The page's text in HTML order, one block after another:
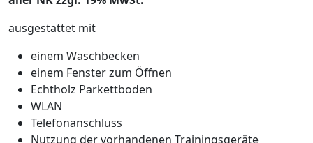
ausgestattet mit
einem Waschbecken
einem Fenster zum Öffnen
Echtholz Parkettboden
WLAN
Telefonanschluss
Nutzung der vorhandenen Trainingsgeräte